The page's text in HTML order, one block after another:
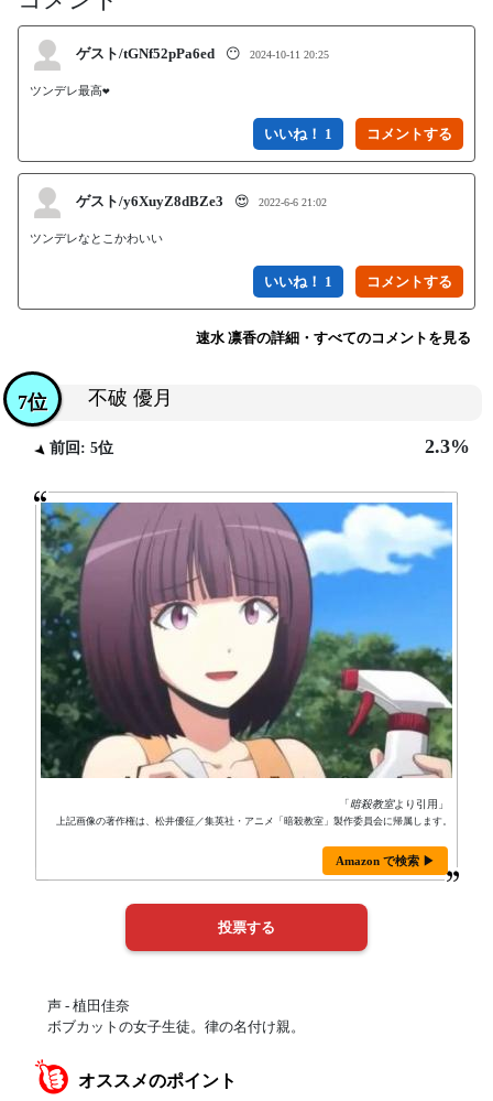
ゲスト/tGNf52pPa6ed 😶 2024-10-11 20:25
ツンデレ最高❤
いいね！ 1
ゲスト/y6XuyZ8dBZe3 😍 2022-6-6 21:02
ツンデレなとこかわいい
いいね！ 1
速水 凛香の詳細・すべてのコメントを見る
不破 優月
7位
前回: 5位 2.3%
「暗殺教室より引用」
上記画像の著作権は、松井優征／集英社・アニメ「暗殺教室」製作委員会に帰属します。
Amazon で検索 ▶
声 - 植田佳奈
ボブカットの女子生徒。律の名付け親。
オススメのポイント